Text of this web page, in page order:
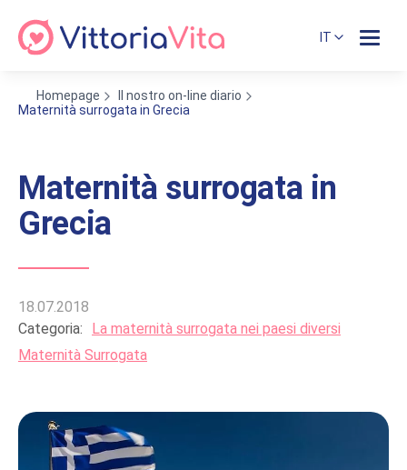
IT
Homepage
Il nostro on-line diario
Maternità surrogata in Grecia
Maternità surrogata in
Grecia
18.07.2018
Categoria:
La maternità surrogata nei paesi diversi
Maternità Surrogata